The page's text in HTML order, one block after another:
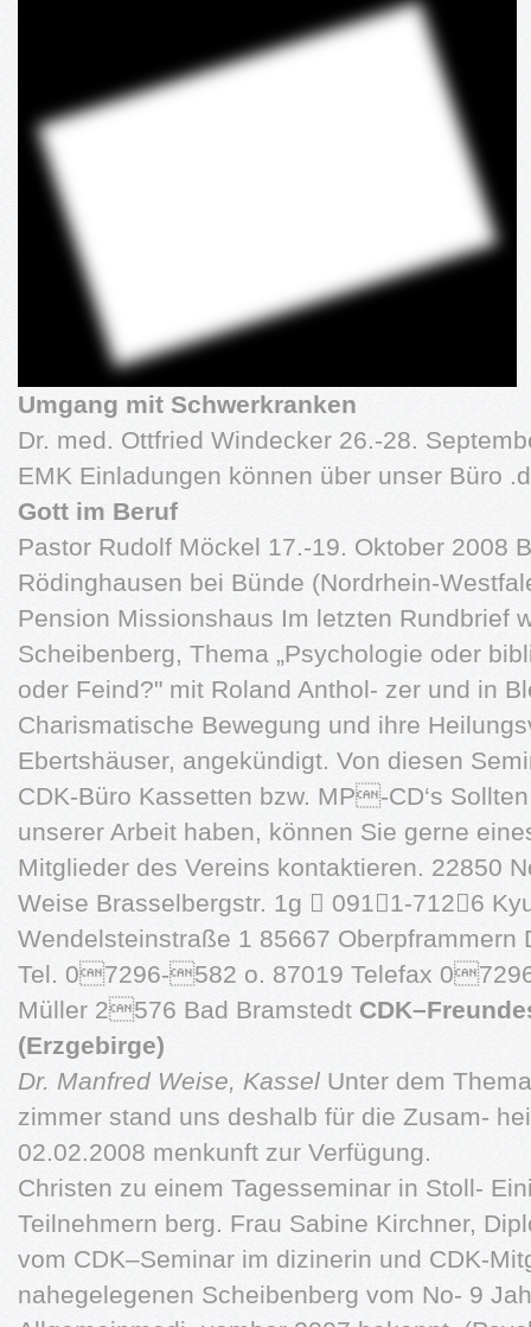
Umgang mit Schwerkranken
Dr. med. Ottfried Windecker 26.-28.
EMK Einladungen können über unser Büro
Gott im Beruf
Pastor Rudolf Möckel 17.-19. Oktober 2008
Rödinghausen bei Bünde (Nordrhein-
Pension Missionshaus Im letzten Rundbrief
Scheibenberg, Thema „Psychologie oder
oder Feind?" mit Roland Anthol- zer und in
Charismatische Bewegung und ihre
Ebertshäuser, angekündigt. Von diesen
CDK-Büro Kassetten bzw. MP-CD‘s
unserer Arbeit haben, können Sie gerne
Mitglieder des Vereins kontaktieren. 22850
Weise Brasselbergstr. 1g  0911-7126
Wendelsteinstraße 1 85667 Oberpframmern
Tel. 07296-582 o. 87019 Telefax
Müller 2576 Bad Bramstedt
(Erzgebirge)
Dr. Manfred Weise, Kassel Unter dem
zimmer stand uns deshalb für die Zusam-
02.02.2008 menkunft zur Verfügung.
Christen zu einem Tagesseminar in Stoll-
Teilnehmern berg. Frau Sabine Kirchner,
vom CDK–Seminar im dizinerin und CDK-
nahegelegenen Scheibenberg vom No- 9